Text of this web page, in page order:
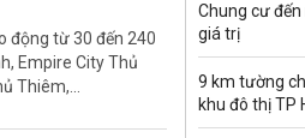
động từ 30 đến 240
Empire City Thủ
Thiêm,...
Chung cư
giá trị
9 km tường
khu đô thị TP